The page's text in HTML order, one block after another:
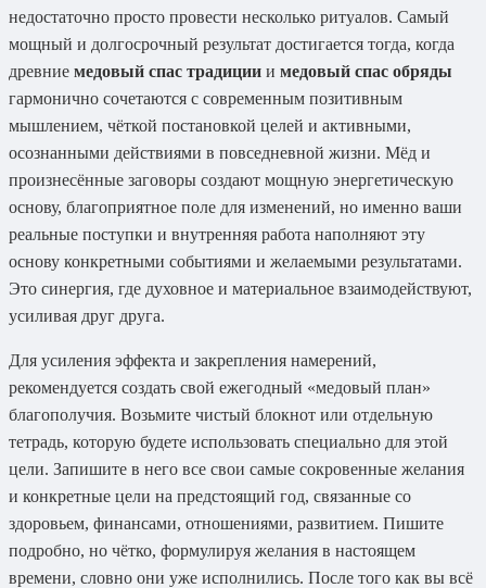
недостаточно просто провести несколько ритуалов. Самый
мощный и долгосрочный результат достигается тогда, когда
древние медовый спас традиции и медовый спас обряды
гармонично сочетаются с современным позитивным
мышлением, чёткой постановкой целей и активными,
осознанными действиями в повседневной жизни. Мёд и
произнесённые заговоры создают мощную энергетическую
основу, благоприятное поле для изменений, но именно ваши
реальные поступки и внутренняя работа наполняют эту
основу конкретными событиями и желаемыми результатами.
Это синергия, где духовное и материальное взаимодействуют,
усиливая друг друга.
Для усиления эффекта и закрепления намерений,
рекомендуется создать свой ежегодный «медовый план»
благополучия. Возьмите чистый блокнот или отдельную
тетрадь, которую будете использовать специально для этой
цели. Запишите в него все свои самые сокровенные желания
и конкретные цели на предстоящий год, связанные со
здоровьем, финансами, отношениями, развитием. Пишите
подробно, но чётко, формулируя желания в настоящем
времени, словно они уже исполнились. После того как вы всё